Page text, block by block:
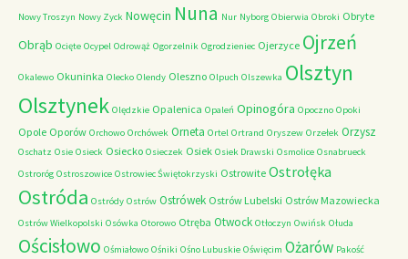
Nowy Troszyn Nowy Zyck Nowęcin Nuna Nur Nyborg Obierwia Obroki Obryte
Obrąb Ocięte Ocypel Odrowąż Ogorzelnik Ogrodzieniec Ojerzyce Ojrzeń
Okalewo Okuninka Olecko Olendy Oleszno Olpuch Olszewka Olsztyn
Olsztynek Olędzkie Opalenica Opaleń Opinogóra Opoczno Opoki
Opole Oporów Orchowo Orchówek Orneta Ortel Ortrand Oryszew Orzełek Orzysz
Oschatz Osie Osieck Osiecko Osieczek Osiek Osiek Drawski Osmolice Osnabrueck
Ostroróg Ostroszowice Ostrowiec Świętokrzyski Ostrowite Ostrołęka
Ostróda Ostródy Ostrów Ostrówek Ostrów Lubelski Ostrów Mazowiecka
Ostrów Wielkopolski Osówka Otorowo Otręba Otwock Otłoczyn Owińsk Ołuda
Ościsłowo Ośmiałowo Ośniki Ośno Lubuskie Oświęcim Ożarów Pakość